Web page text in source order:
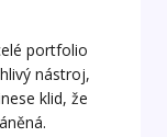
portfolio
nástroj,
klid, že